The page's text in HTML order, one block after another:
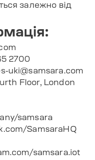
залежно від
2700
uki@samsara.com
Floor, London
samsara
SamsaraHQ
samsara.iot